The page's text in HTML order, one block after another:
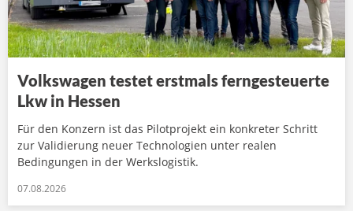
Volkswagen testet erstmals ferngesteuerte
Lkw in Hessen
Für den Konzern ist das Pilotprojekt ein konkreter Schritt
zur Validierung neuer Technologien unter realen
Bedingungen in der Werkslogistik.
07.08.2026